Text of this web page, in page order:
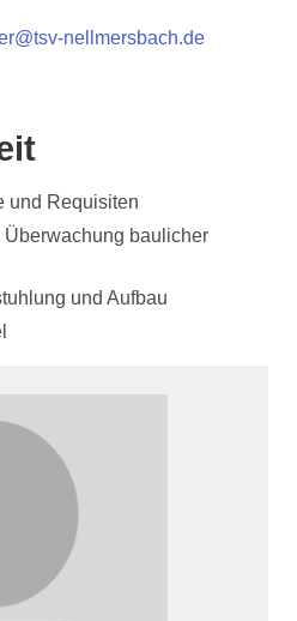
nellmersbach.de
und Requisiten
Überwachung baulicher
und Aufbau